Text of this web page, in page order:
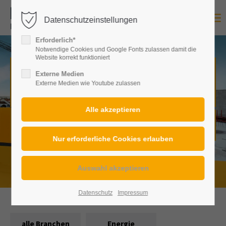
Login
Benutzername
Passwort
Anmelden
Register|Lost your password?
Support
Baumaschinen jeder Art,
vielen Ausführungen
Von standardisiert bis maßgefertigt:Hier finden Sie für jede
Anforderung immer genau die richtige Lösung.
alle Branchen Energie
Datenschutzeinstellungen
Erforderlich*
Notwendige Cookies und Google Fonts zulassen damit die
Website korrekt funktioniert
Externe Medien
Externe Medien wie Youtube zulassen
Datenschutz Impressum